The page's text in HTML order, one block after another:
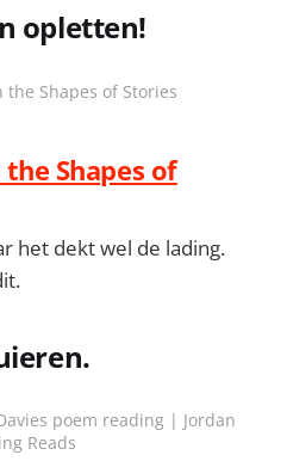
opletten!
the Shapes of Stories
Shapes of
het dekt wel de lading.
poem reading | Jordan
Reads